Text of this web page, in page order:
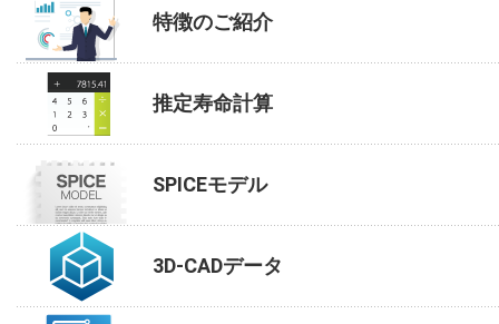
特徴のご紹介
推定寿命計算
SPICEモデル
3D-CADデータ